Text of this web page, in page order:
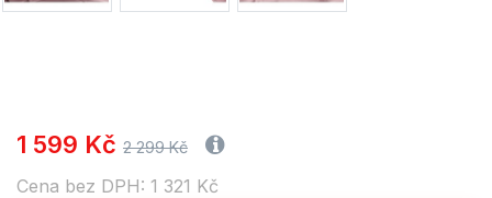
1 599 Kč 2 299 Kč
Cena bez DPH: 1 321 Kč